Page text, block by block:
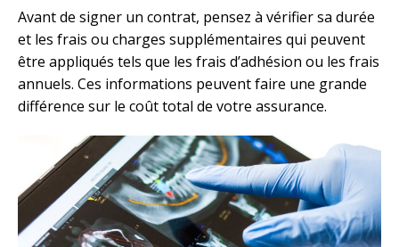
Avant de signer un contrat, pensez à vérifier sa durée
et les frais ou charges supplémentaires qui peuvent
être appliqués tels que les frais d’adhésion ou les frais
annuels. Ces informations peuvent faire une grande
différence sur le coût total de votre assurance.